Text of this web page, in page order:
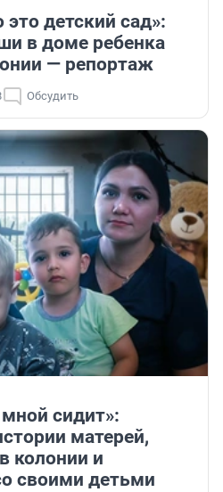
детский сад»:
в доме ребенка
— репортаж
Обсудить
сидит»:
матерей,
колонии и
своими детьми